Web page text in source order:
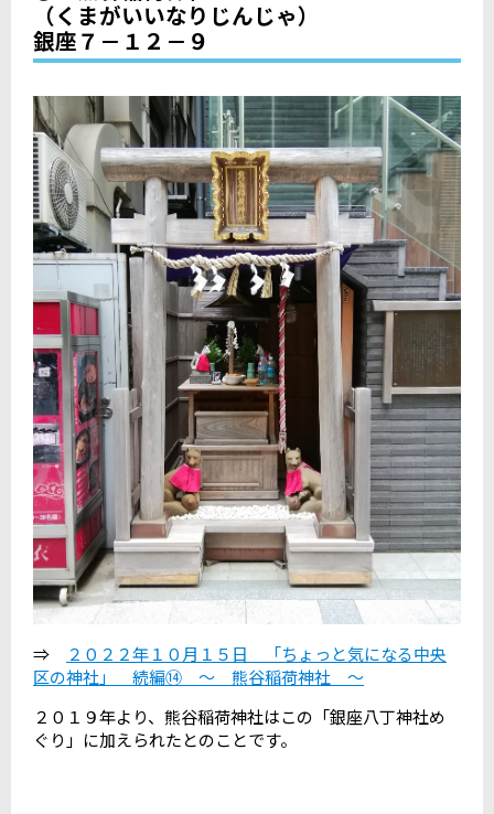
（くまがいいなりじんじゃ）
銀座７－１２－９
⇒
２０２２年１０月１５日 「ちょっと気になる中央
区の神社」 続編⑭ ～ 熊谷稲荷神社 ～
２０１９年より、熊谷稲荷神社はこの「銀座八丁神社め
ぐり」に加えられたとのことです。